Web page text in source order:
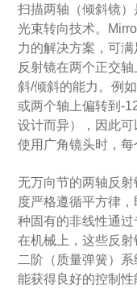
扫描两轴（倾斜镜
光束转向技术。
力的解决方案，可
反射镜在两个正交
斜/倾斜的能力。例
或两个轴上偏转到-
设计而异），因此
使用广角镜头时，每
无万向节的两轴反
度严格遵循平方律
种固有的非线性通过
在机械上，这些反
二阶（质量弹簧）
能获得良好的控制